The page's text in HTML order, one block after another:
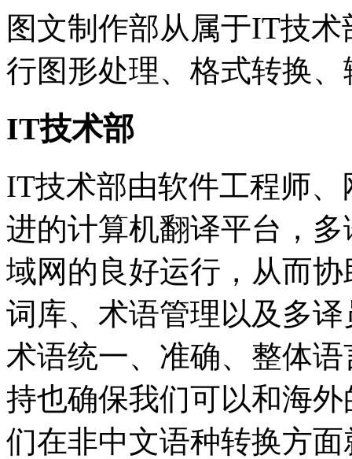
图文制作部从属于IT技
行图形处理、格式转换、
IT技术部
IT技术部由软件工程师
进的计算机翻译平台，
域网的良好运行，从而
词库、术语管理以及多
术语统一、准确、整体
持也确保我们可以和海
们在非中文语种转换方